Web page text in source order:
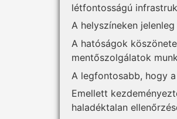
létfontosságú
A helyszíneken
A hatóságok
mentőszolgálatok
A legfontosabb, hogy
Emellett
haladéktalan